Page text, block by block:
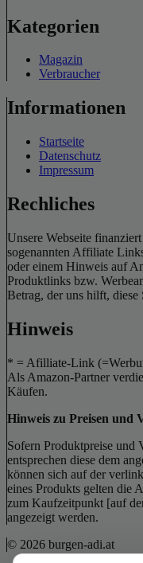
Kategorien
Magazin
Verbraucher
Informationen
Startseite
Datenschutz
Impressum
Rechliches
Unsere Webseite
sogenannten Affiliate
oder einem Hinweis auf
Produktlinks bzw.
Betrag, der uns hilft, diese
Hinweis
* = Afilliate-Link
Als Amazon-Partner
Käufen.
Hinweis zu Preisen und
Sofern Produktpreise und
entsprechen diese dem
können sich auf der
eines Produkts gelten die
zum Kaufzeitpunkt [auf
angezeigt werden.
© 2026 burgen-adi.at